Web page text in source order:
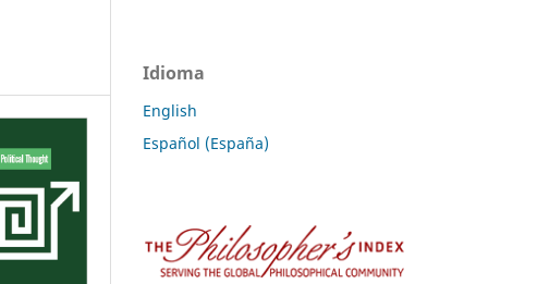
Idioma
English
Español (España)